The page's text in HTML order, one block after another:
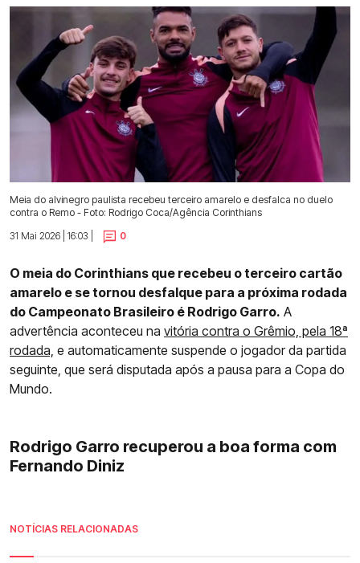
Meia do alvinegro paulista recebeu terceiro amarelo e desfalca no duelo
contra o Remo - Foto: Rodrigo Coca/Agência Corinthians
31 Mai 2026 | 16:03 |
0
O meia do Corinthians que recebeu o terceiro cartão
amarelo e se tornou desfalque para a próxima rodada
do Campeonato Brasileiro é Rodrigo Garro. A
advertência aconteceu na vitória contra o Grêmio, pela 18ª
rodada, e automaticamente suspende o jogador da partida
seguinte, que será disputada após a pausa para a Copa do
Mundo.
Rodrigo Garro recuperou a boa forma com
Fernando Diniz
NOTÍCIAS RELACIONADAS